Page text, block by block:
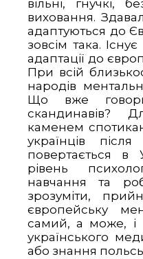
вільні, гнучкі,
виховання.
адаптуються до
зовсім така.
адаптації до
При всій
народів
Що вже
скандинавів?
каменем
українців
повертається в
рівень
навчання та
зрозуміти,
європейську
самий, а може, і
українського
або знання